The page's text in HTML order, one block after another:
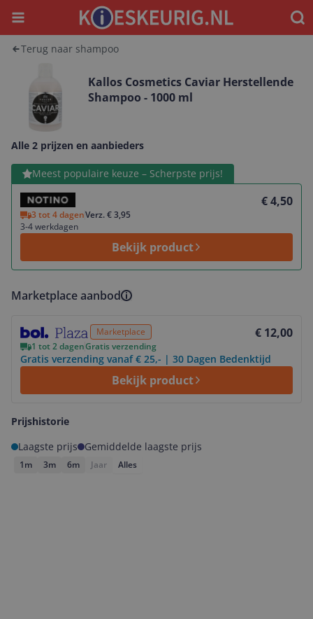
Menu
Terug naar shampoo
Kallos Cosmetics Caviar Herstellende
Shampoo - 1000 ml
Alle 2 prijzen en aanbieders
Meest populaire keuze – Scherpste prijs!
€ 4,50
3 tot 4 dagenVerz. € 3,95
3-4 werkdagen
Bekijk product
Bekijk product
Marketplace aanbod
Marketplace € 12,00
1 tot 2 dagenGratis verzending
Gratis verzending vanaf € 25,- | 30 Dagen Bedenktijd
Bekijk product
Prijshistorie
Laagste prijs
Gemiddelde laagste prijs
1m 3m 6m Jaar Alles